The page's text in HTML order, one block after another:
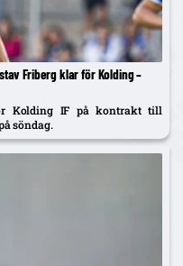
Friberg klar för Kolding –
Kolding IF på kontrakt till
söndag.